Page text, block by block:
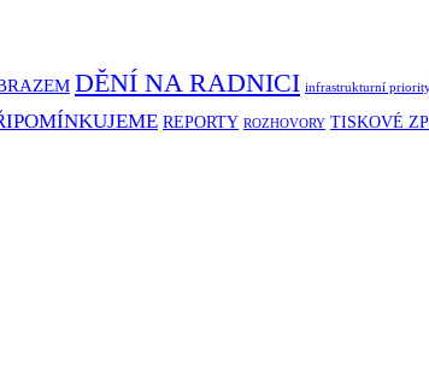
DĚNÍ NA RADNICI infrastrukturní
REPORTY ROZHOVORY TISKOVÉ